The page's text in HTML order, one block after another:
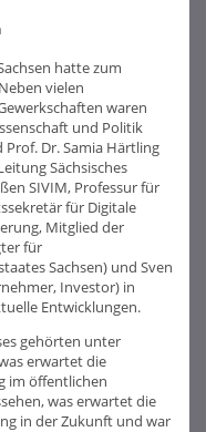
hatte zum
vielen
waren
und Politik
Dr. Samia Härtling
Sächsisches
SIVIM, Professur für
für Digitale
Mitglied der
für
Sachsen) und Sven
Investor) in
Entwicklungen.
gehörten unter
erwartet die
im öffentlichen
was erwartet die
in der Zukunft und war